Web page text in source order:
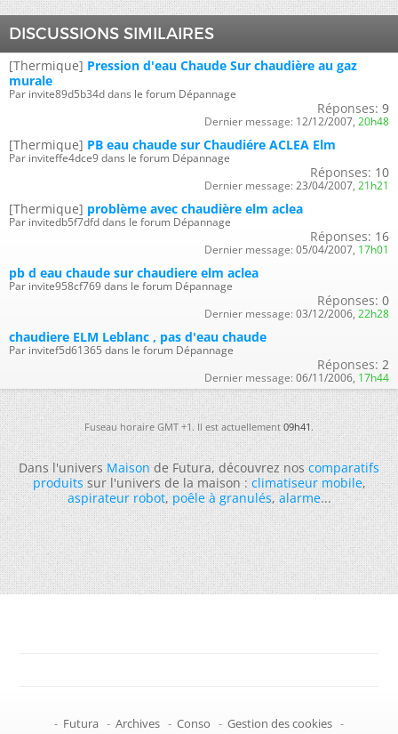
DISCUSSIONS SIMILAIRES
[Thermique] Pression d'eau Chaude Sur chaudière au gaz
murale
Par invite89d5b34d dans le forum Dépannage
Réponses: 9
Dernier message: 12/12/2007, 20h48
[Thermique] PB eau chaude sur Chaudiére ACLEA Elm
Par inviteffe4dce9 dans le forum Dépannage
Réponses: 10
Dernier message: 23/04/2007, 21h21
[Thermique] problème avec chaudière elm aclea
Par invitedb5f7dfd dans le forum Dépannage
Réponses: 16
Dernier message: 05/04/2007, 17h01
pb d eau chaude sur chaudiere elm aclea
Par invite958cf769 dans le forum Dépannage
Réponses: 0
Dernier message: 03/12/2006, 22h28
chaudiere ELM Leblanc , pas d'eau chaude
Par invitef5d61365 dans le forum Dépannage
Réponses: 2
Dernier message: 06/11/2006, 17h44
Fuseau horaire GMT +1. Il est actuellement09h41.
Dans l'universMaisonde Futura, découvrez noscomparatifs
produitssur l'univers de la maison :climatiseur mobile,
aspirateur robot,poêle à granulés,alarme...
- Futura - Archives - Conso - Gestion des cookies -